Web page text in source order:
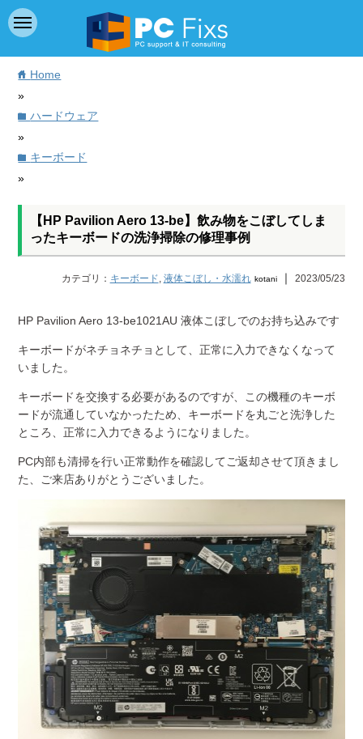
home Home
»
folderハードウェア
»
folder キーボード
»
【HP Pavilion Aero 13-be】飲み物をこぼしてしま
ったキーボードの洗浄掃除の修理事例
カテゴリ： キーボード, 液体こぼし・水濡れ kotani｜ 2023/05/23
HP Pavilion Aero 13-be1021AU 液体こぼしでのお持ち込みです
キーボードがネチョネチョとして、正常に入力できなくなって
いました。
キーボードを交換する必要があるのですが、この機種のキーボ
ードが流通していなかったため、キーボードを丸ごと洗浄した
ところ、正常に入力できるようになりました。
PC内部も清掃を行い正常動作を確認してご返却させて頂きまし
た、ご来店ありがとうございました。